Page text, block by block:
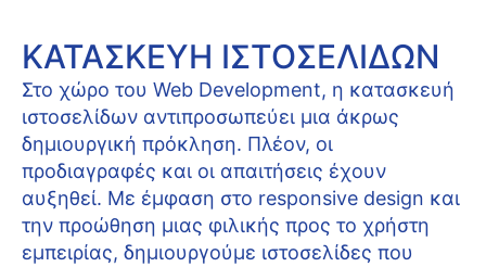
ΚΑΤΑΣΚΕΥΉ ΙΣΤΟΣΕΛΊΔΩΝ
Στο χώρο του Web Development, η κατασκευή
ιστοσελίδων αντιπροσωπεύει μια άκρως
δημιουργική πρόκληση. Πλέον, οι
προδιαγραφές και οι απαιτήσεις έχουν
αυξηθεί. Με έμφαση στο responsive design και
την προώθηση μιας φιλικής προς το χρήστη
εμπειρίας, δημιουργούμε ιστοσελίδες που